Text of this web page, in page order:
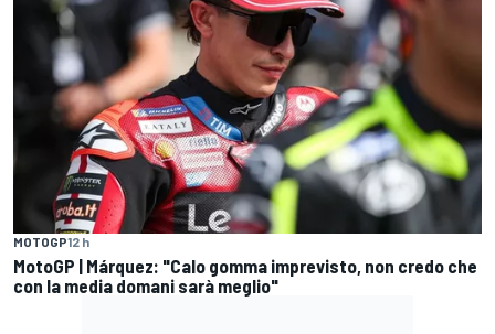
MOTOGP12 h
MotoGP | Márquez: "Calo gomma imprevisto, non credo che
con la media domani sarà meglio"